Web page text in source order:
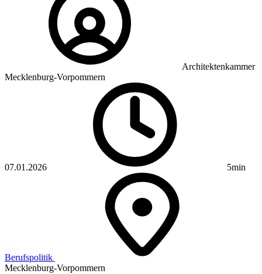
Architektenkammer
Mecklenburg-Vorpommern
07.01.2026 5min
Berufspolitik
Mecklenburg-Vorpommern